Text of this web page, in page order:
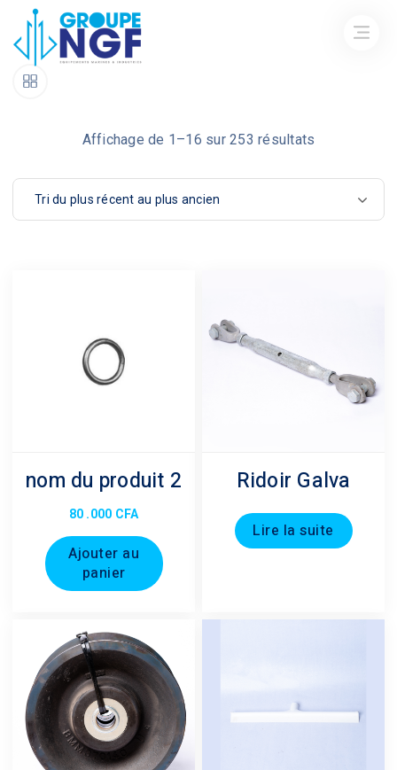
Affichage de 1–16 sur 253 résultats
plus
nom du produit 2
80 .000 CFA
Ajouter au
panier
Ridoir Galva
Lire la suite